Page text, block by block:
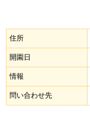
住所
開園日
情報
問い合わせ先